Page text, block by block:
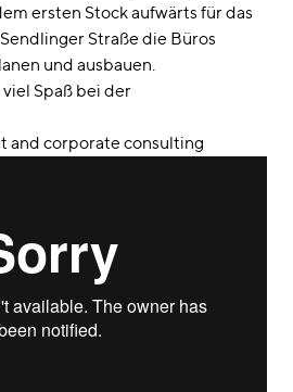
ersten Stock aufwärts für das
Straße die Büros
und ausbauen.
Spaß bei der
and corporate consulting